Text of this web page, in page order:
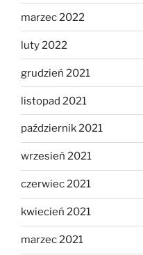
marzec 2022
luty 2022
grudzień 2021
listopad 2021
październik 2021
wrzesień 2021
czerwiec 2021
kwiecień 2021
marzec 2021